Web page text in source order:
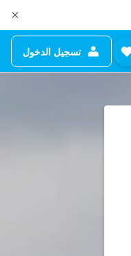
تسجيل الدخول